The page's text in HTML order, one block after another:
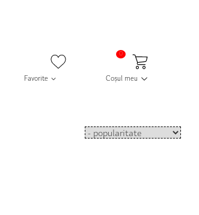
Favorite Coșul meu
0